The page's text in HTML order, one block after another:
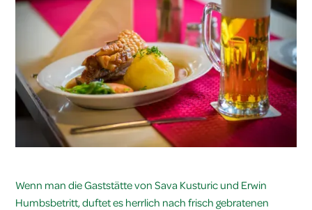
Wenn man die Gaststätte von Sava Kusturic und Erwin
Humbsbetritt, duftet es herrlich nach frisch gebratenen